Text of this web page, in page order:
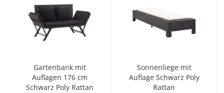
Gartenbank mit
Auflagen 176 cm
Schwarz Poly Rattan
Sonnenliege mit
Auflage Schwarz Poly
Rattan